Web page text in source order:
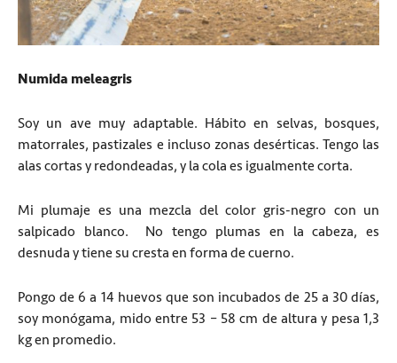
Numida meleagris
Soy un ave muy adaptable. Hábito en selvas, bosques,
matorrales, pastizales e incluso zonas desérticas. Tengo las
alas cortas y redondeadas, y la cola es igualmente corta.
Mi plumaje es una mezcla del color gris-negro con un
salpicado blanco.
No tengo plumas en la cabeza, es
desnuda y tiene su cresta en forma de cuerno.
Pongo de 6 a 14 huevos que son incubados de 25 a 30 días,
soy monógama, mido entre 53 – 58 cm de altura y pesa 1,3
kg en promedio.